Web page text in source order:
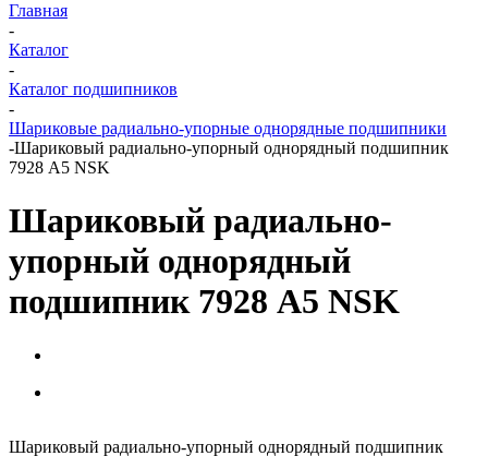
Главная
-
Каталог
-
Каталог подшипников
-
Шариковые радиально-упорные однорядные подшипники
-Шариковый радиально-упорный однорядный подшипник
7928 A5 NSK
Шариковый радиально-
упорный однорядный
подшипник 7928 A5 NSK
Шариковый радиально-упорный однорядный подшипник